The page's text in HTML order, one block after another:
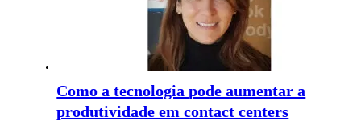
Como a tecnologia pode aumentar a
produtividade em contact centers